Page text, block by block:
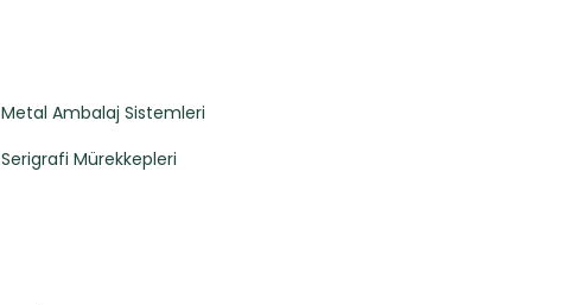
Metal Ambalaj Sistemleri
Serigrafi Mürekkepleri